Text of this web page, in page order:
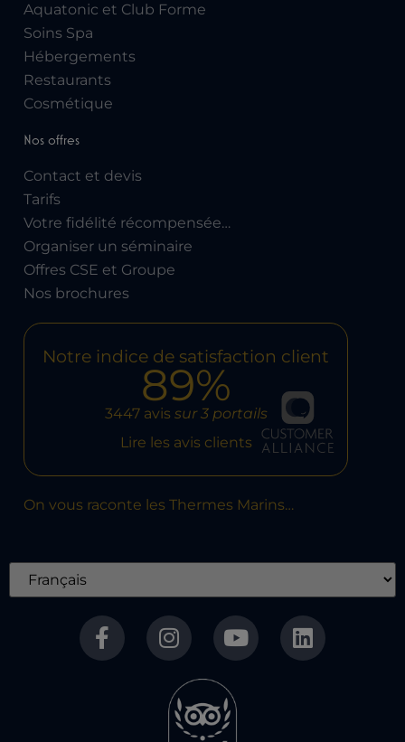
Aquatonic et Club Forme
Soins Spa
Hébergements
Restaurants
Cosmétique
Nos offres
Contact et devis
Tarifs
Votre fidélité récompensée…
Organiser un séminaire
Offres CSE et Groupe
Nos brochures
Notre indice de satisfaction client
89%
3447 avis sur 3 portails
Lire les avis clients
On vous raconte les Thermes Marins…